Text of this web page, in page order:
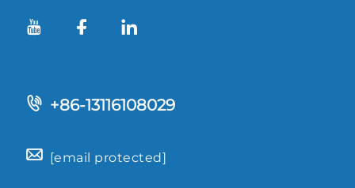
+86-13116108029
[email protected]